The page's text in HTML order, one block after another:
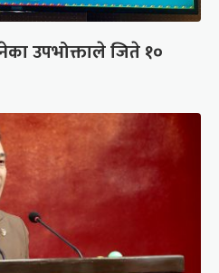
उपभोक्ताले जिते १०